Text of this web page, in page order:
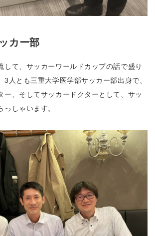
カー部
して、サッカーワールドカップの話で盛り
3人とも三重大学医学部サッカー部出身で、
ー、そしてサッカードクターとして、サッ
っしゃいます。